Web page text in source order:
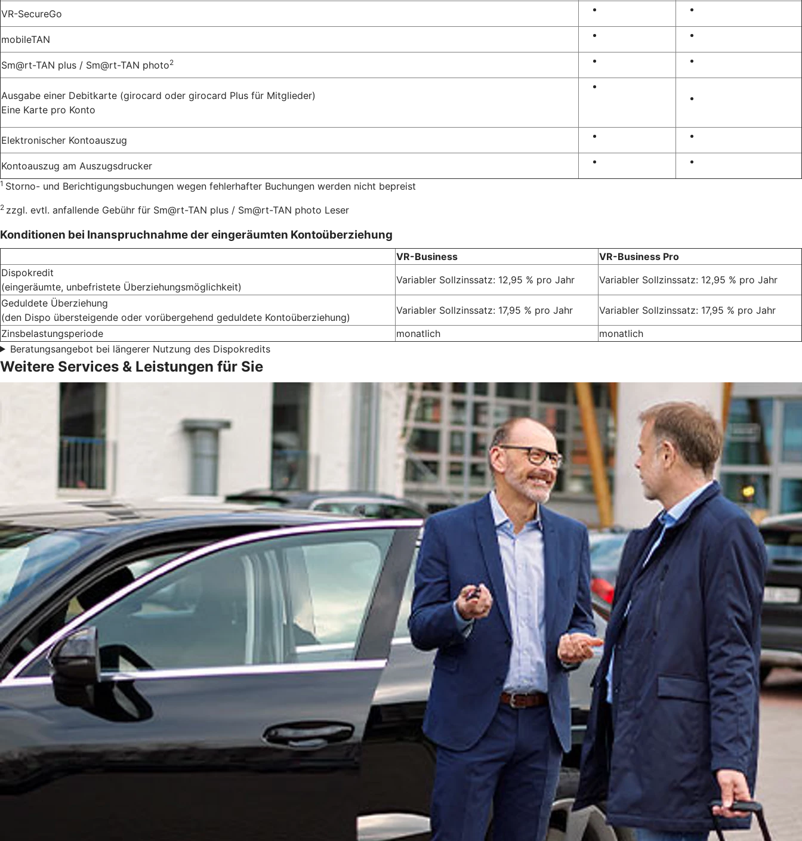
VR-SecureGo
mobileTAN
Sm@rt-TAN plus / Sm@rt-TAN photo2
Ausgabe einer Debitkarte (girocard oder girocard Plus für Mitglieder)
Eine Karte pro Konto
Elektronischer Kontoauszug
Kontoauszug am Auszugsdrucker
1 Storno- und Berichtigungsbuchungen wegen fehlerhafter Buchungen werden nicht bepreist
2 zzgl. evtl. anfallende Gebühr für Sm@rt-TAN plus / Sm@rt-TAN photo Leser
Konditionen bei Inanspruchnahme der eingeräumten Kontoüberziehung
VR-Business
VR-Business Pro
Dispokredit
(eingeräumte, unbefristete Überziehungsmöglichkeit)
Variabler Sollzinssatz: 12,95 % pro Jahr
Variabler Sollzinssatz: 12,95 % pro Jahr
Geduldete Überziehung
(den Dispo übersteigende oder vorübergehend geduldete Kontoüberziehung)
Variabler Sollzinssatz: 17,95 % pro Jahr
Variabler Sollzinssatz: 17,95 % pro Jahr
Zinsbelastungsperiode
monatlich
monatlich
Beratungsangebot bei längerer Nutzung des Dispokredits
Weitere Services & Leistungen für Sie